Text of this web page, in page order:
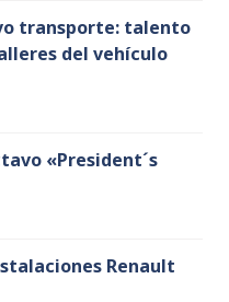
transporte: talento
del vehículo
«President´s
Renault